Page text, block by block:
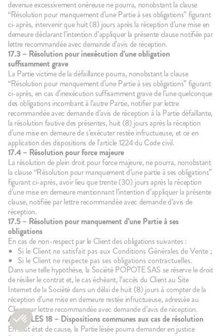
devenue excessivement onéreuse ne pourra, nonobstant la clause
“Résolution pour manquement d’une Partie à ses obligations” figurant
ci-après, intervenir que huit (8) jours après la réception d’une mise en
demeure déclarant l’intention d’appliquer la présente clause notifiée par
lettre recommandée avec demande d’avis de réception.
17.3 – Résolution pour inexécution d’une obligation
suffisamment grave
La Partie victime de la défaillance pourra, nonobstant la clause
“Résolution pour manquement d’une Partie à ses obligations” figurant
ci-après, en cas d’inexécution suffisamment grave de l’une quelconque
des obligations incombant à l’autre Partie, notifier par lettre
recommandée avec demande d’avis de réception à la Partie défaillante,
la résolution fautive des présentes, huit (8) jours après la réception
d’une mise en demeure de s’exécuter restée infructueuse, et ce en
application des dispositions de l’article 1224 du Code civil.
17.4 – Résolution pour force majeure
La résolution de plein droit pour force majeure, ne pourra, nonobstant
la clause “Résolution pour manquement d’une partie à ses obligations”
figurant ci-après, avoir lieu que trente (30) jours après la réception
d’une mise en demeure mentionnant l’intention d’appliquer la présente
clause, notifiée par lettre recommandée avec demande d’avis de
réception.
17.5 – Résolution pour manquement d’une Partie à ses
obligations
En cas de non-respect par le Client des obligations suivantes :
Si le Client ne satisfait pas aux Conditions Générales de Vente ;
Si le Client ne respecte pas ses obligations contractuelles.
Dans une telle hypothèse, la Société POPOTE SAS se réserve le droit
de résilier le contrat et, le cas échéant, l’accès du Client au Site
Internet de la Société dans un délai de huit (8) jours à compter de la
réception d’une mise en demeure restée infructueuse, adressée au
Client par lettre recommandée avec demande d’avis de réception.
ARTICLES 18 – Dispositions communes aux cas de résolution
En tout état de cause, la Partie lésée pourra demander en justice